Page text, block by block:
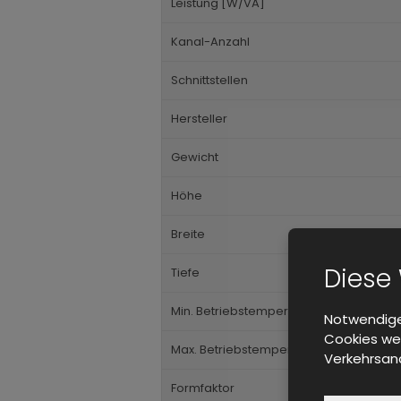
Kanal-Anzahl
Schnittstellen
Hersteller
Gewicht
Höhe
Breite
Tiefe
Min. Betriebstemperatur
Max. Betriebstemperatur
Formfaktor
Cookies